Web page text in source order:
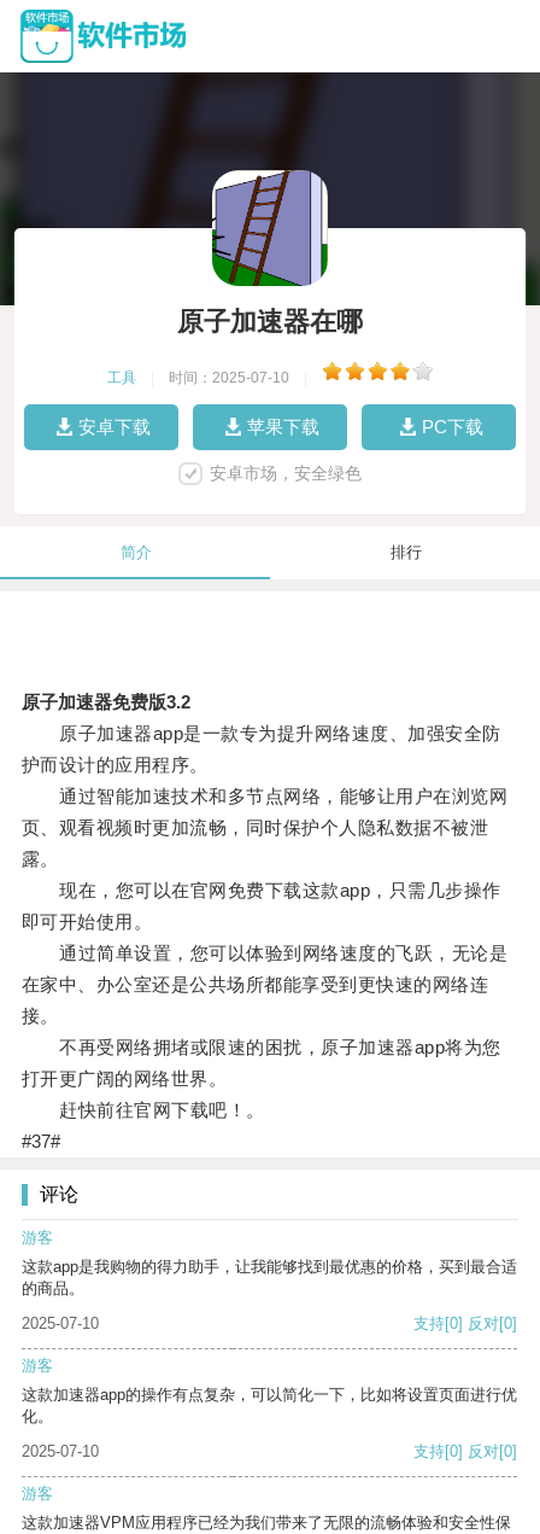
原子加速器在哪
工具 时间：2025-07-10
安卓下载 苹果下载 PC下载
安卓市场，安全绿色
简介 排行
原子加速器免费版3.2
原子加速器app是一款专为提升网络速度、加强安全防
护而设计的应用程序。
通过智能加速技术和多节点网络，能够让用户在浏览网
页、观看视频时更加流畅，同时保护个人隐私数据不被泄
露。
现在，您可以在官网免费下载这款app，只需几步操作
即可开始使用。
通过简单设置，您可以体验到网络速度的飞跃，无论是
在家中、办公室还是公共场所都能享受到更快速的网络连
接。
不再受网络拥堵或限速的困扰，原子加速器app将为您
打开更广阔的网络世界。
赶快前往官网下载吧！。
#37#
评论
游客
这款app是我购物的得力助手，让我能够找到最优惠的价格，买到最合适
的商品。
2025-07-10
支持[0] 反对[0]
游客
这款加速器app的操作有点复杂，可以简化一下，比如将设置页面进行优
化。
2025-07-10
支持[0] 反对[0]
游客
这款加速器VPM应用程序已经为我们带来了无限的流畅体验和安全性保